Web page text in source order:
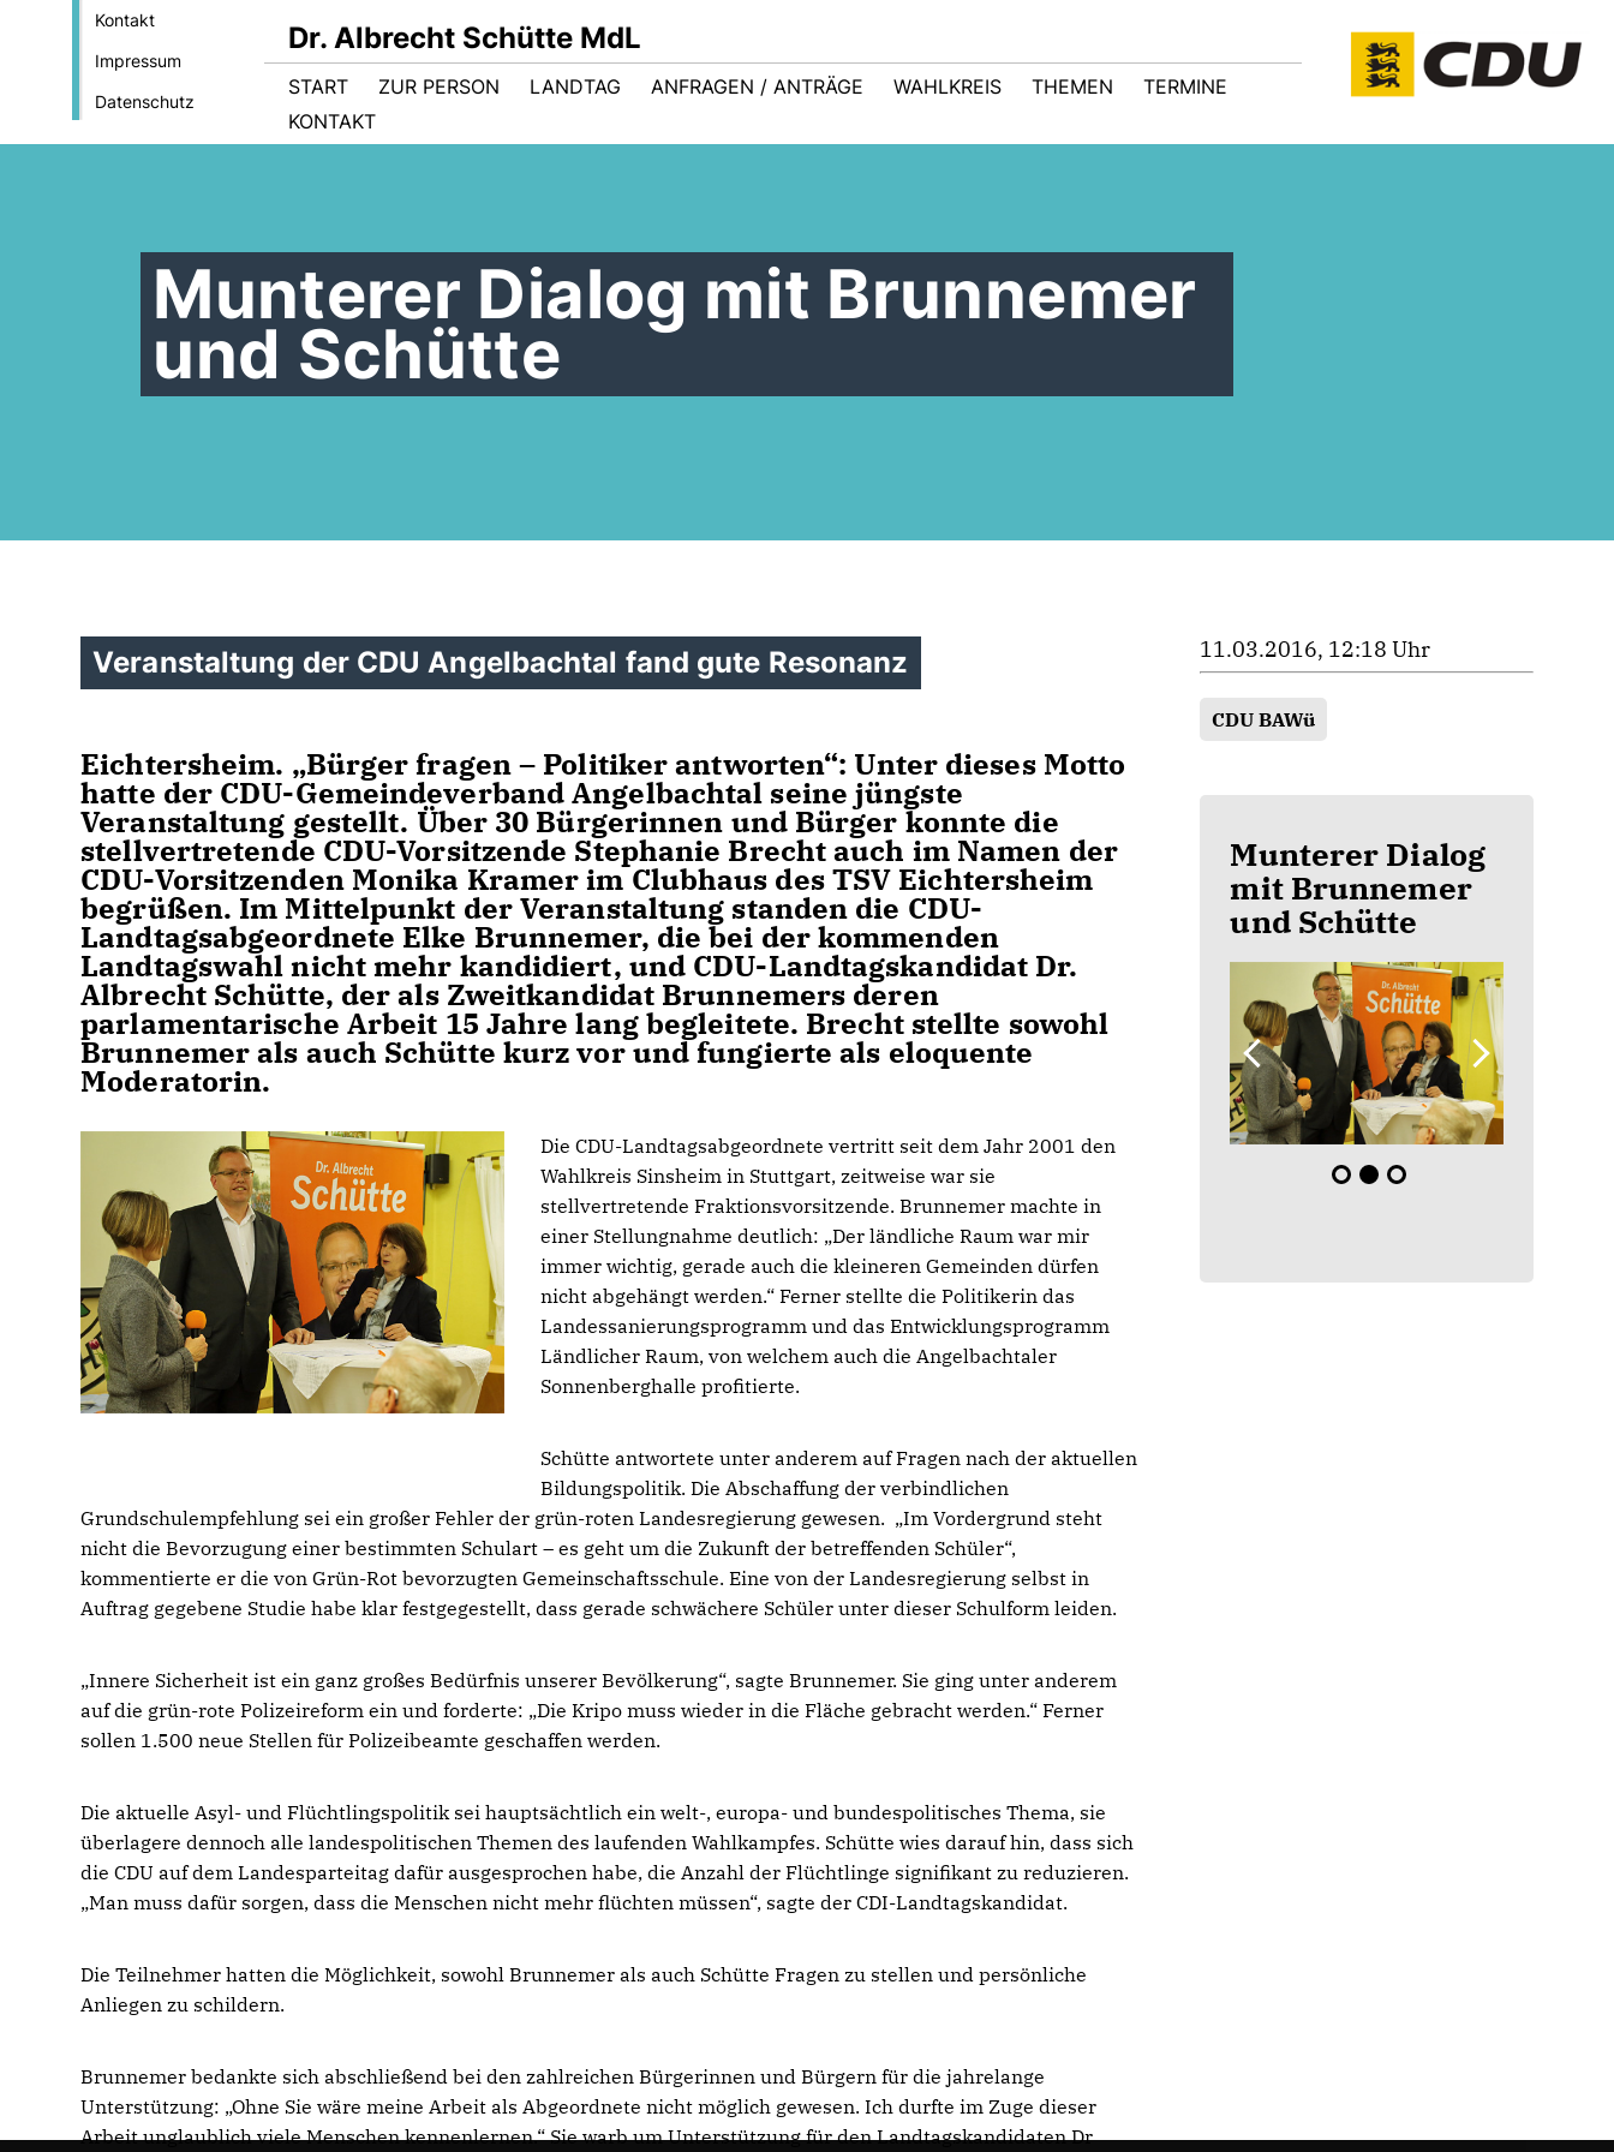
Kontakt
Impressum
Datenschutz
Dr. Albrecht Schütte MdL
START ZUR PERSON LANDTAG ANFRAGEN / ANTRÄGE WAHLKREIS THEMEN
TERMINE
KONTAKT
Munterer Dialog mit Brunnemer
und Schütte
Veranstaltung der CDU Angelbachtal fand gute Resonanz
Eichtersheim. „Bürger fragen – Politiker antworten“: Unter dieses Motto
hatte der CDU-Gemeindeverband Angelbachtal seine jüngste
Veranstaltung gestellt. Über 30 Bürgerinnen und Bürger konnte die
stellvertretende CDU-Vorsitzende Stephanie Brecht auch im Namen der
CDU-Vorsitzenden Monika Kramer im Clubhaus des TSV Eichtersheim
begrüßen. Im Mittelpunkt der Veranstaltung standen die CDU-
Landtagsabgeordnete Elke Brunnemer, die bei der kommenden
Landtagswahl nicht mehr kandidiert, und CDU-Landtagskandidat Dr.
Albrecht Schütte, der als Zweitkandidat Brunnemers deren
parlamentarische Arbeit 15 Jahre lang begleitete. Brecht stellte sowohl
Brunnemer als auch Schütte kurz vor und fungierte als eloquente
Moderatorin.
Die CDU-Landtagsabgeordnete vertritt seit dem Jahr 2001 den
Wahlkreis Sinsheim in Stuttgart, zeitweise war sie
stellvertretende Fraktionsvorsitzende. Brunnemer machte in
einer Stellungnahme deutlich: „Der ländliche Raum war mir
immer wichtig, gerade auch die kleineren Gemeinden dürfen
nicht abgehängt werden.“ Ferner stellte die Politikerin das
Landessanierungsprogramm und das Entwicklungsprogramm
Ländlicher Raum, von welchem auch die Angelbachtaler
Sonnenberghalle profitierte.
Schütte antwortete unter anderem auf Fragen nach der aktuellen
Bildungspolitik. Die Abschaffung der verbindlichen
Grundschulempfehlung sei ein großer Fehler der grün-roten Landesregierung gewesen. „Im Vordergrund steht
nicht die Bevorzugung einer bestimmten Schulart – es geht um die Zukunft der betreffenden Schüler“,
kommentierte er die von Grün-Rot bevorzugten Gemeinschaftsschule. Eine von der Landesregierung selbst in
Auftrag gegebene Studie habe klar festgegestellt, dass gerade schwächere Schüler unter dieser Schulform leiden.
Innere Sicherheit ist ein ganz großes Bedürfnis unserer Bevölkerung“, sagte Brunnemer. Sie ging unter anderem
auf die grün-rote Polizeireform ein und forderte: „Die Kripo muss wieder in die Fläche gebracht werden.“ Ferner
sollen 1.500 neue Stellen für Polizeibeamte geschaffen werden.
Die aktuelle Asyl- und Flüchtlingspolitik sei hauptsächtlich ein welt-, europa- und bundespolitisches Thema, sie
überlagere dennoch alle landespolitischen Themen des laufenden Wahlkampfes. Schütte wies darauf hin, dass sich
die CDU auf dem Landesparteitag dafür ausgesprochen habe, die Anzahl der Flüchtlinge signifikant zu reduzieren.
Man muss dafür sorgen, dass die Menschen nicht mehr flüchten müssen“, sagte der CDI-Landtagskandidat.
Die Teilnehmer hatten die Möglichkeit, sowohl Brunnemer als auch Schütte Fragen zu stellen und persönliche
Anliegen zu schildern.
Brunnemer bedankte sich abschließend bei den zahlreichen Bürgerinnen und Bürgern für die jahrelange
Unterstützung: „Ohne Sie wäre meine Arbeit als Abgeordnete nicht möglich gewesen. Ich durfte im Zuge dieser
Arbeit unglaublich viele Menschen kennenlernen.“ Sie warb um Unterstützung für den Landtagskandidaten Dr
11.03.2016, 12:18 Uhr
CDU BAWü
Munterer Dialog
mit Brunnemer
und Schütte